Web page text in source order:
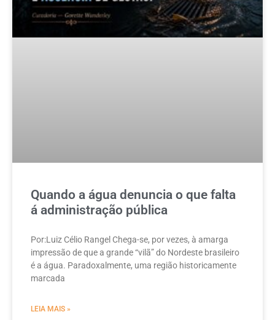
Quando a água denuncia o que falta
á administração pública
Por:Luiz Célio Rangel Chega-se, por vezes, à amarga
impressão de que a grande “vilã” do Nordeste brasileiro
é a água. Paradoxalmente, uma região historicamente
marcada
LEIA MAIS »